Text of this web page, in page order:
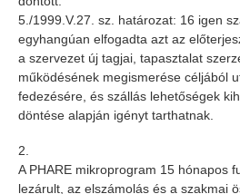
5./1999.V.27. sz. határozat: 16 igen
egyhangúan elfogadta azt az
a szervezet új tagjai, tapasztalat
működésének megismerése céljából
fedezésére, és szállás lehetőségek
döntése alapján igényt tarthatnak.
2.
A PHARE mikroprogram 15 hónapos
lezárult, az elszámolás és a szakmai